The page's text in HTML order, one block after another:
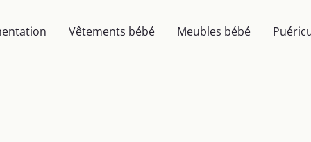
Vêtements bébé Meubles bébé